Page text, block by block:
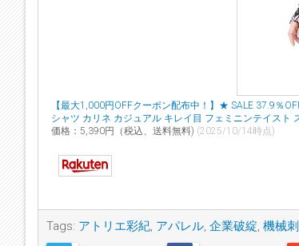
【最大1,000円OFFクーポン配布中！】★ SALE 37.9％
シャツ カリネ カジュアル キレイ目 フェミニンテイスト
価格：5,390円（税込、送料無料) (2025/10/14時点)
Tags: アトリエ彩紀 アパレル 企業破綻 機械